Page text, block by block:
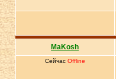
MaKosh
Сейчас Offline